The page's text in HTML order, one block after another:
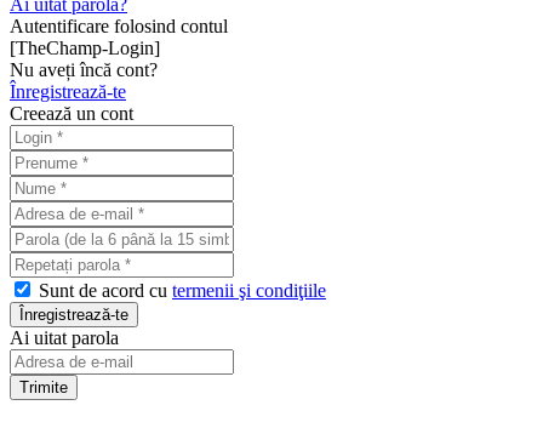
Autentificare folosind contul
[TheChamp-Login]
Nu aveți încă cont?
Înregistrează-te
Creează un cont
Sunt de acord cu termenii şi condiţiile
Ai uitat parola